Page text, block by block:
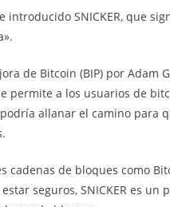
introducido SNICKER, que
de Bitcoin (BIP) por Adam
permite a los usuarios de
allanar el camino para
cadenas de bloques como
seguros, SNICKER es